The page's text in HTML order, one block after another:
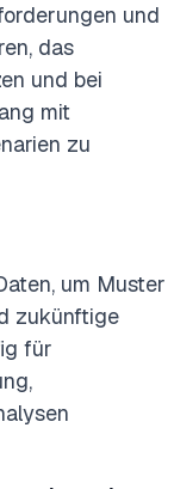
und
das
und bei
mit
zu
um Muster
zukünftige
für